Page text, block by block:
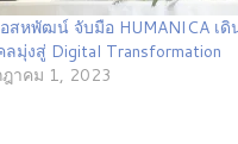
อสหพัฒน์ จับมือ HUMANICA เ
มุ่งสู่ Digital Transformation
ฎาคม 1, 2023